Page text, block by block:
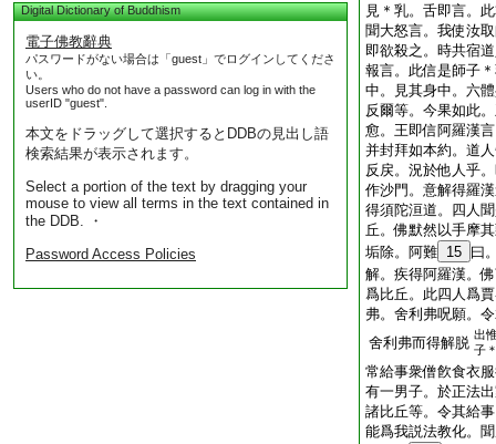
Digital Dictionary of Buddhism
電子佛教辭典
パスワードがない場合は「guest」でログインしてくださ
い。
Users who do not have a password can log in with the
userID "guest".
本文をドラッグして選択するとDDBの見出し語
検索結果が表示されます。
Select a portion of the text by dragging your
mouse to view all terms in the text contained in
the DDB. ・
Password Access Policies
見＊乳。舌即言。
聞大怒言。我使汝
即欲殺之。時共宿
報言。此信是師子
中。見其身中。六
反爾等。今果如此
愈。王即信阿羅漢
并封拜如本約。道
反戻。況於他人乎
作沙門。意解得羅
得須陀洹道。四人
丘。佛默然以手摩
垢除。阿難 15 曰
解。疾得阿羅漢。
爲比丘。此四人爲
弗。舍利弗呪願。
舍利弗而得解脱 出
子
常給事衆僧飮食衣
有一男子。於正法
諸比丘等。令其給
能爲我説法教化。